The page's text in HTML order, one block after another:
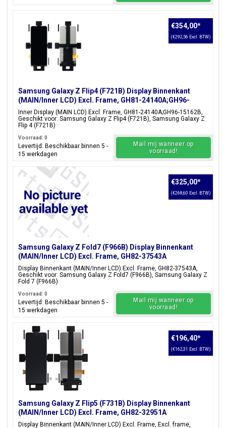
Samsung Galaxy Z Flip4 (F721B) Display Binnenkant
(MAIN/Inner LCD) Excl. Frame, GH81-24140A;GH96-
15162B
Inner Display (MAIN LCD) Excl. Frame, GH81-24140A;GH96-15162B,
Geschikt voor: Samsung Galaxy Z Flip4 (F721B), Samsung Galaxy Z
Flip 4 (F721B)
€354,00*
(€292,56 Excl. BTW)
Voorraad: 0
Levertijd: Beschikbaar binnen 5 -
15 werkdagen
Mail mij wanneer op
voorraad!
Samsung Galaxy Z Fold7 (F966B) Display Binnenkant
(MAIN/Inner LCD) Excl. Frame, GH82-37543A
Display Binnenkant (MAIN/Inner LCD) Excl. Frame, GH82-37543A,
Geschikt voor: Samsung Galaxy Z Fold7 (F966B), Samsung Galaxy Z
Fold 7 (F966B)
€325,00*
(€268,60 Excl. BTW)
Voorraad: 0
Levertijd: Beschikbaar binnen 5 -
15 werkdagen
Mail mij wanneer op
voorraad!
Samsung Galaxy Z Flip5 (F731B) Display Binnenkant
(MAIN/Inner LCD) Excl. Frame, GH82-32951A
Display Binnenkant (MAIN/Inner LCD) Excl. Frame, Excl. frame,
€196,40*
(€162,31 Excl. BTW)